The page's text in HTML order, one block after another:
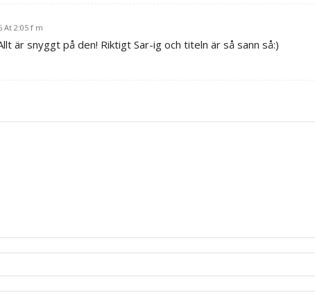
At 2:05 f m
är snyggt på den! Riktigt Sar-ig och titeln är så sann så:)